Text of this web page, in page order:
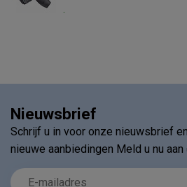
.
Nieuwsbrief
Schrijf u in voor onze nieuwsbrief
nieuwe aanbiedingen Meld u nu